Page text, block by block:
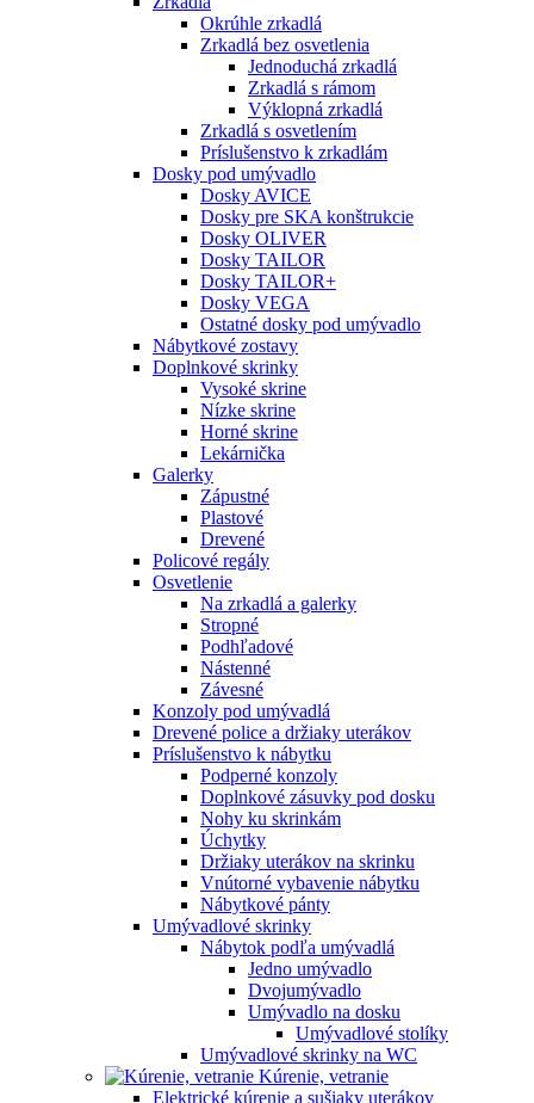
Okrúhle zrkadlá
Zrkadlá bez osvetlenia
Jednoduchá zrkadlá
Zrkadlá s rámom
Výklopná zrkadlá
Zrkadlá s osvetlením
Príslušenstvo k zrkadlám
Dosky pod umývadlo
Dosky AVICE
Dosky pre SKA konštrukcie
Dosky OLIVER
Dosky TAILOR
Dosky TAILOR+
Dosky VEGA
Ostatné dosky pod umývadlo
Nábytkové zostavy
Doplnkové skrinky
Vysoké skrine
Nízke skrine
Horné skrine
Lekárnička
Galerky
Zápustné
Plastové
Drevené
Policové regály
Osvetlenie
Na zrkadlá a galerky
Stropné
Podhľadové
Nástenné
Závesné
Konzoly pod umývadlá
Drevené police a držiaky uterákov
Príslušenstvo k nábytku
Podperné konzoly
Doplnkové zásuvky pod dosku
Nohy ku skrinkám
Úchytky
Držiaky uterákov na skrinku
Vnútorné vybavenie nábytku
Nábytkové pánty
Umývadlové skrinky
Nábytok podľa umývadlá
Jedno umývadlo
Dvojumývadlo
Umývadlo na dosku
Umývadlové stolíky
Umývadlové skrinky na WC
Kúrenie, vetranie
Elektrické kúrenie a sušiaky uterákov